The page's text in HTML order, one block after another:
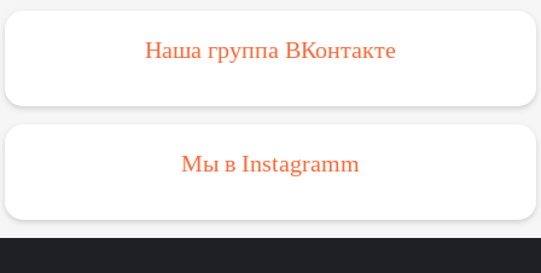
Наша группа ВКонтакте
Мы в Instagramm